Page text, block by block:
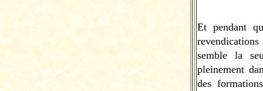
Et pendant
semble la
pleinement
des